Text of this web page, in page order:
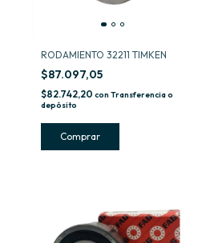
RODAMIENTO 32211 TIMKEN
$87.097,05
$82.742,20 con Transferencia o
depósito